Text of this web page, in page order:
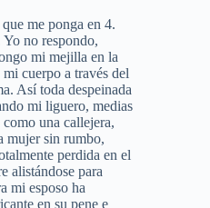
me ponga en 4.
no respondo,
mi mejilla en la
cuerpo a través del
Así toda despeinada
mi liguero, medias
una callejera,
mujer sin rumbo,
perdida en el
alistándose para
mi esposo ha
en su pene e